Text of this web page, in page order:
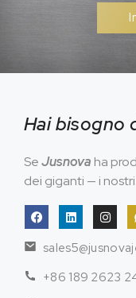
Hai bisogno
SeJusnova ha
dei giganti — i
+86 189 2623